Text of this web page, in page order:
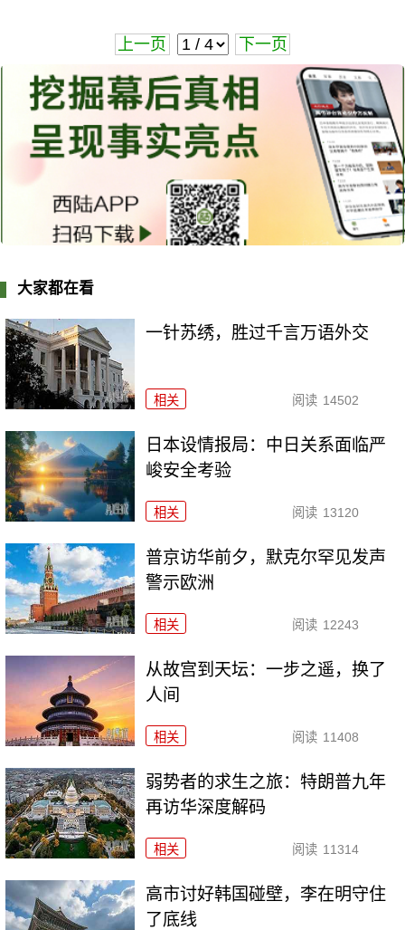
上一页 下一页
大家都在看
一针苏绣，胜过千言万语外交
相关 阅读 14502
日本设情报局：中日关系面临严
峻安全考验
相关 阅读 13120
普京访华前夕，默克尔罕见发声
警示欧洲
相关 阅读 12243
从故宫到天坛：一步之遥，换了
人间
相关 阅读 11408
弱势者的求生之旅：特朗普九年
再访华深度解码
相关 阅读 11314
高市讨好韩国碰壁，李在明守住
了底线